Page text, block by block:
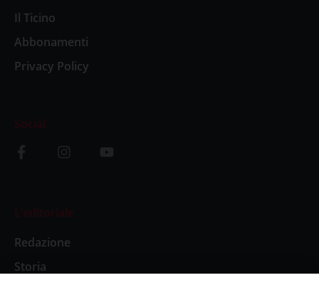
Il Ticino
Abbonamenti
Privacy Policy
Social
L’editoriale
Redazione
Storia